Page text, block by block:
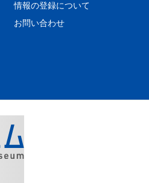
情報の登録について
お問い合わせ